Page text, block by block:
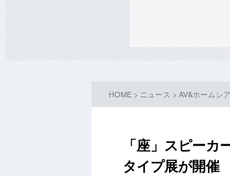
HOME > ニュース > AV&ホームシ
「座」スピー
タイプ展が開催